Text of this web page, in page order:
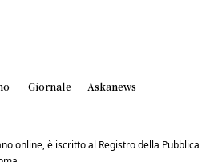
Giornale
Askanews
online, è iscritto al Registro della Pubblica